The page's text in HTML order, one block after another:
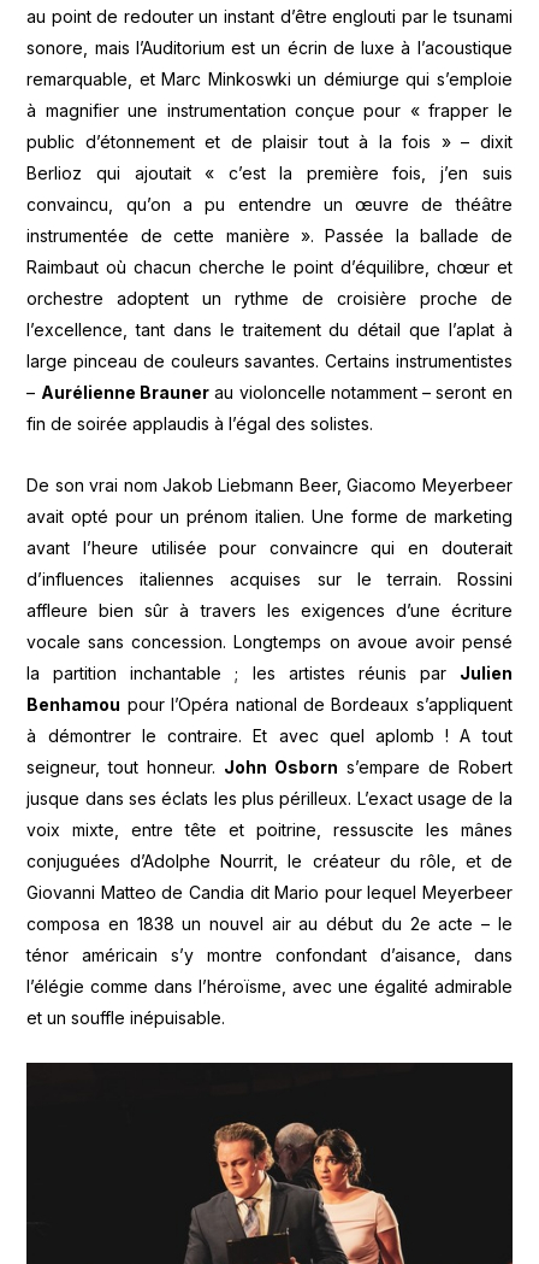
au point de redouter un instant d’être englouti par le tsunami
sonore, mais l’Auditorium est un écrin de luxe à l’acoustique
remarquable, et Marc Minkoswki un démiurge qui s’emploie
à magnifier une instrumentation conçue pour « frapper le
public d’étonnement et de plaisir tout à la fois » – dixit
Berlioz qui ajoutait « c’est la première fois, j’en suis
convaincu, qu’on a pu entendre un œuvre de théâtre
instrumentée de cette manière ». Passée la ballade de
Raimbaut où chacun cherche le point d’équilibre, chœur et
orchestre adoptent un rythme de croisière proche de
l’excellence, tant dans le traitement du détail que l’aplat à
large pinceau de couleurs savantes. Certains instrumentistes
– Aurélienne Braunerau violoncelle notamment – seront en
fin de soirée applaudis à l’égal des solistes.
De son vrai nom Jakob Liebmann Beer, Giacomo Meyerbeer
avait opté pour un prénom italien. Une forme de marketing
avant l’heure utilisée pour convaincre qui en douterait
d’influences italiennes acquises sur le terrain. Rossini
affleure bien sûr à travers les exigences d’une écriture
vocale sans concession. Longtemps on avoue avoir pensé
la partition inchantable ; les artistes réunis par Julien
Benhamou pour l’Opéra national de Bordeaux s’appliquent
à démontrer le contraire. Et avec quel aplomb ! A tout
seigneur, tout honneur. John Osborn s’empare de Robert
jusque dans ses éclats les plus périlleux. L’exact usage de la
voix mixte, entre tête et poitrine, ressuscite les mânes
conjuguées d’Adolphe Nourrit, le créateur du rôle, et de
Giovanni Matteo de Candia dit Mario pour lequel Meyerbeer
composa en 1838 un nouvel air au début du 2e acte – le
ténor américain s’y montre confondant d’aisance, dans
l’élégie comme dans l’héroïsme, avec une égalité admirable
et un souffle inépuisable.